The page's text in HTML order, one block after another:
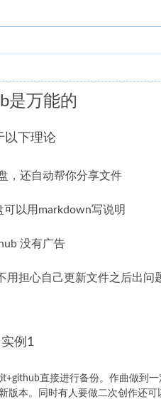
是万能的
以下理论
，还自动帮你分享文件
可以用markdown写说明
没有广告
用担心自己更新文件之后出问
实例1
直接进行备份。作曲做到
版本。同时有人要做二次创作还可